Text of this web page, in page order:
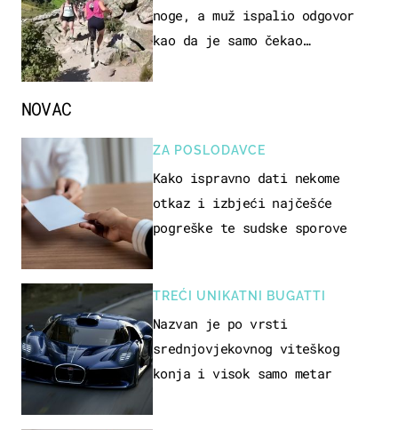
noge, a muž ispalio odgovor
kao da je samo čekao…
NOVAC
ZA POSLODAVCE
Kako ispravno dati nekome
otkaz i izbjeći najčešće
pogreške te sudske sporove
TREĆI UNIKATNI BUGATTI
Nazvan je po vrsti
srednjovjekovnog viteškog
konja i visok samo metar